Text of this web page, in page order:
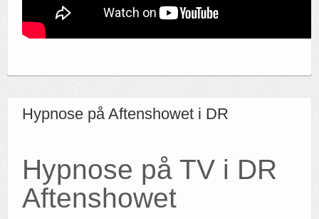
Hypnose på Aftenshowet i DR
Hypnose på TV i DR
Aftenshowet